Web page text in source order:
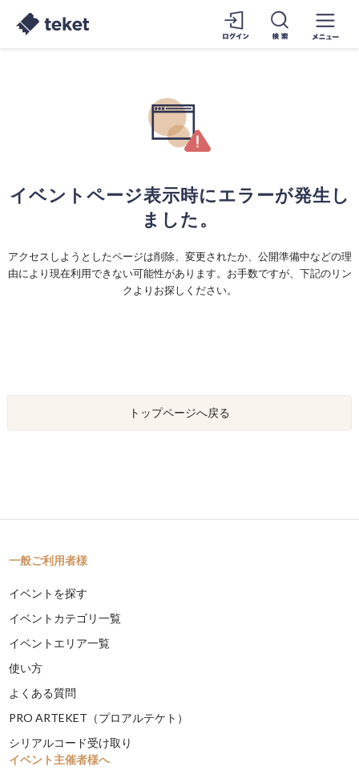
イベントページ表示時にエラーが発生し
ました。
アクセスしようとしたページは削除、変更されたか、公開準備中などの理
由により現在利用できない可能性があります。お手数ですが、下記のリン
クよりお探しください。
トップページへ戻る
一般ご利用者様
イベントを探す
イベントカテゴリ一覧
イベントエリア一覧
使い方
よくある質問
PRO ARTEKET（プロアルテケト）
シリアルコード受け取り
イベント主催者様へ